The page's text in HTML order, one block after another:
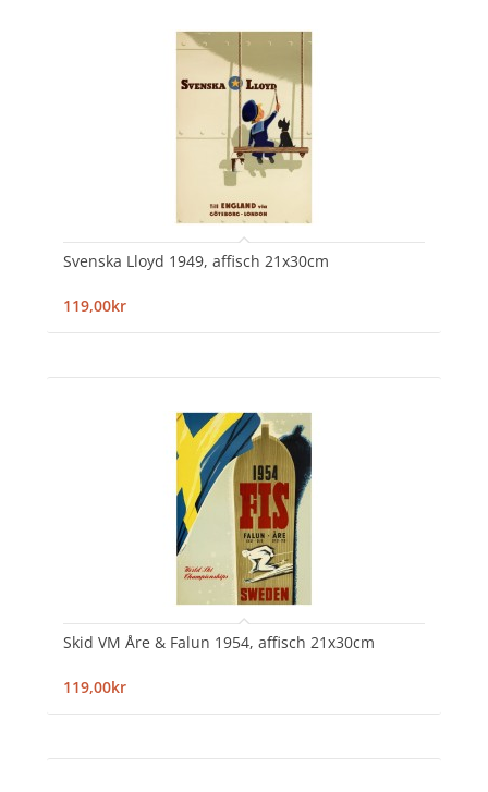
Svenska Lloyd 1949, affisch 21x30cm
119,00kr
Skid VM Åre & Falun 1954, affisch 21x30cm
119,00kr